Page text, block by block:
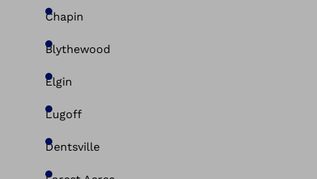
Chapin
Blythewood
Elgin
Lugoff
Dentsville